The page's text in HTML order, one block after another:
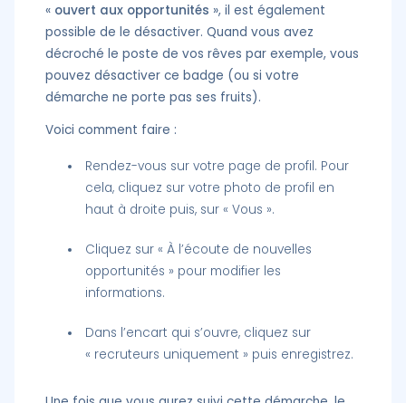
« ouvert aux opportunités », il est également
possible de le désactiver. Quand vous avez
décroché le poste de vos rêves par exemple, vous
pouvez désactiver ce badge (ou si votre
démarche ne porte pas ses fruits).
Voici comment faire :
Rendez-vous sur votre page de profil. Pour
cela, cliquez sur votre photo de profil en
haut à droite puis, sur « Vous ».
Cliquez sur « À l’écoute de nouvelles
opportunités » pour modifier les
informations.
Dans l’encart qui s’ouvre, cliquez sur
« recruteurs uniquement » puis enregistrez.